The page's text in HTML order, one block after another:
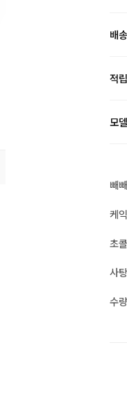
배
적
모
빼
케
초
사
수량